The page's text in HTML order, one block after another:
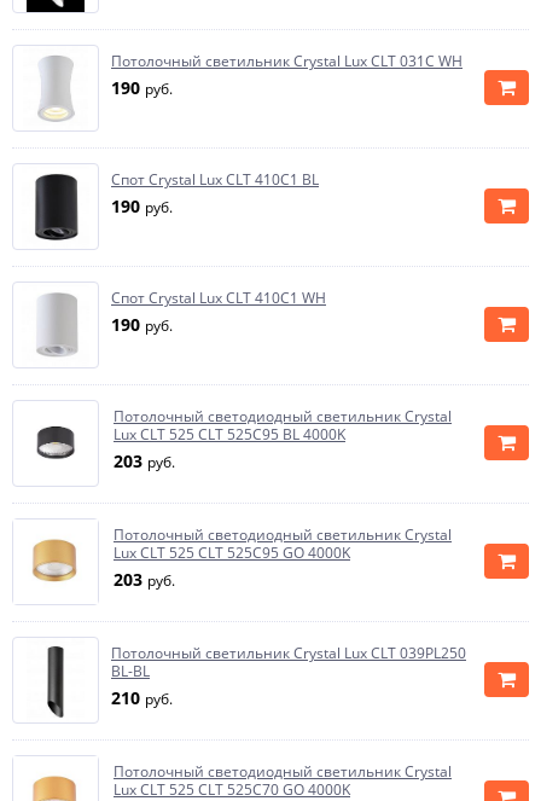
Потолочный светильник Crystal Lux CLT 031C WH
190 руб.
Спот Crystal Lux CLT 410C1 BL
190 руб.
Спот Crystal Lux CLT 410C1 WH
190 руб.
Потолочный светодиодный светильник Crystal
Lux CLT 525 CLT 525C95 BL 4000K
203 руб.
Потолочный светодиодный светильник Crystal
Lux CLT 525 CLT 525C95 GO 4000K
203 руб.
Потолочный светильник Crystal Lux CLT 039PL250
BL-BL
210 руб.
Потолочный светодиодный светильник Crystal
Lux CLT 525 CLT 525C70 GO 4000K